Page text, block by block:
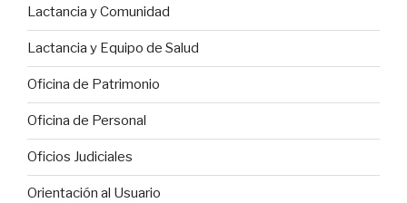
Lactancia y Comunidad
Lactancia y Equipo de Salud
Oficina de Patrimonio
Oficina de Personal
Oficios Judiciales
Orientación al Usuario